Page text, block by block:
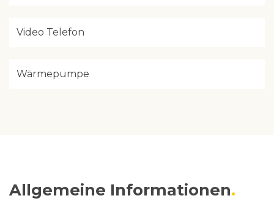
Video Telefon
Wärmepumpe
Allgemeine Informationen